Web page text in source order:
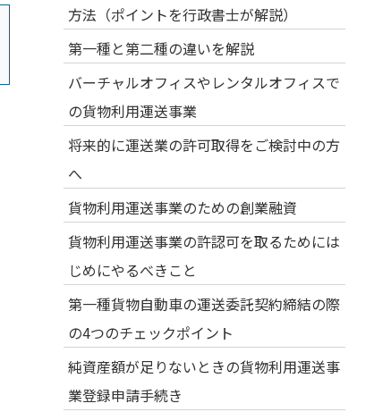
方法（ポイントを行政書士が解説）
第一種と第二種の違いを解説
バーチャルオフィスやレンタルオフィスで
の貨物利用運送事業
将来的に運送業の許可取得をご検討中の方
へ
貨物利用運送事業のための創業融資
貨物利用運送事業の許認可を取るためには
じめにやるべきこと
第一種貨物自動車の運送委託契約締結の際
の4つのチェックポイント
純資産額が足りないときの貨物利用運送事
業登録申請手続き